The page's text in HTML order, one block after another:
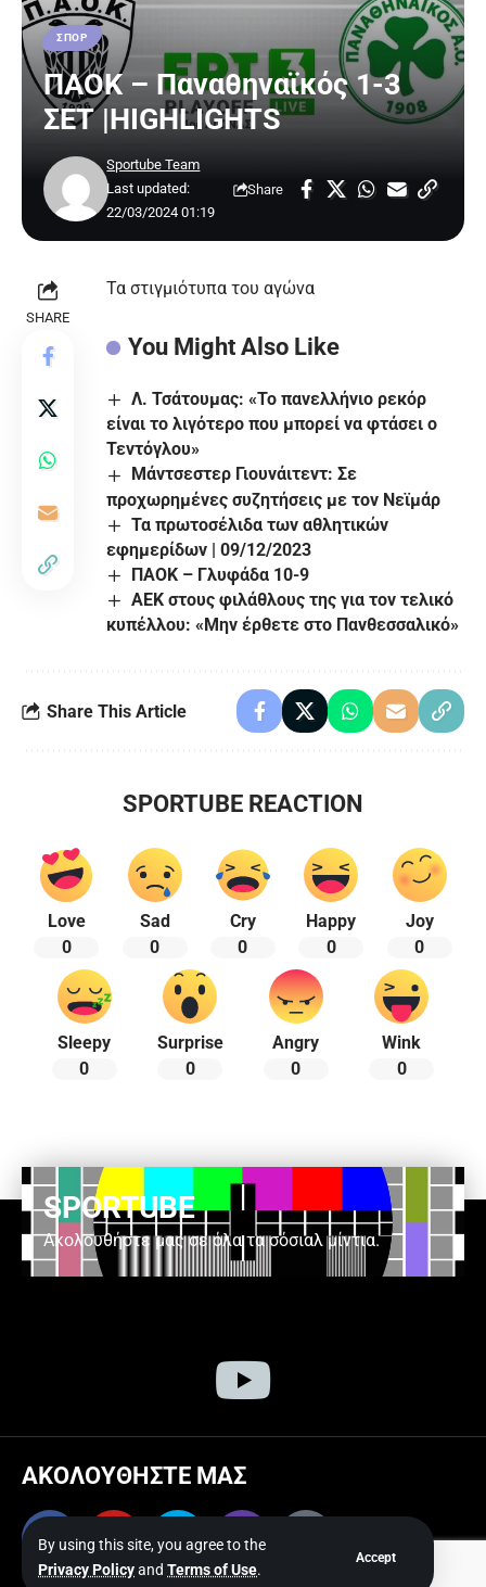
By using this site, you agree to the
Privacy Policyand Terms of Use.
Accept
ΣΠΟΡ
ΠΑΟΚ – Παναθηναϊκός 1-3
ΣΕΤ |HIGHLIGHTS
Last updated:
22/03/2024 01:19
Sportube Team
Share
SHARE
Τα στιγμιότυπα του αγώνα
You Might Also Like
Λ. Τσάτουμας: «Το πανελλήνιο ρεκόρ
είναι το λιγότερο που μπορεί να φτάσει ο
Τεντόγλου»
Μάντσεστερ Γιουνάιτεντ: Σε
προχωρημένες συζητήσεις με τον Νεϊμάρ
Τα πρωτοσέλιδα των αθλητικών
εφημερίδων | 09/12/2023
ΠΑΟΚ – Γλυφάδα 10-9
ΑΕΚ στους φιλάθλους της για τον τελικό
κυπέλλου: «Μην έρθετε στο Πανθεσσαλικό»
Share This Article
SPORTUBE REACTION
Love
0
Sad
0
Cry
0
Happy
0
Joy
0
Sleepy
0
Surprise
0
Angry
0
Wink
0
SPORTUBE
Ακολουθήστε μας σε όλα τα σόσιαλ μίντια.
ΑΚΟΛΟΥΘΗΣΤΕ ΜΑΣ